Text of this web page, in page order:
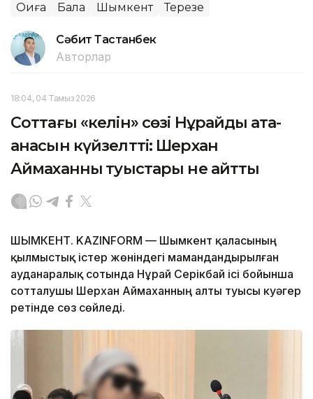
Оқиға Бала Шымкент Терезе
Сәбит Тастанбек
Авторлар
18:04, 04 Тамыз 2026
Соттағы «келін» сөзі Нұрайдың ата-
анасын күйзелтті: Шерхан
Аймаханның туыстары не айтты
ШЫМКЕНТ. KAZINFORM — Шымкент қаласының
қылмыстық істер жөніндегі мамандандырылған
ауданаралық сотында Нұрай Серікбай ісі бойынша
сотталушы Шерхан Аймаханның алты туысы куәгер
ретінде сөз сөйледі.